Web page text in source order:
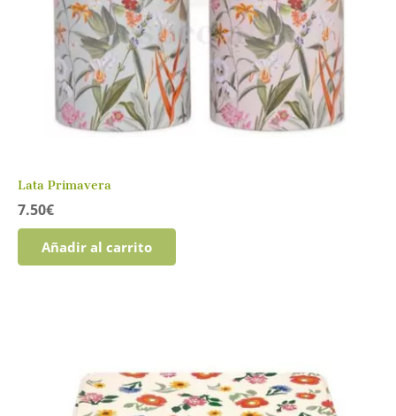
Lata Primavera
7.50€
Añadir al carrito